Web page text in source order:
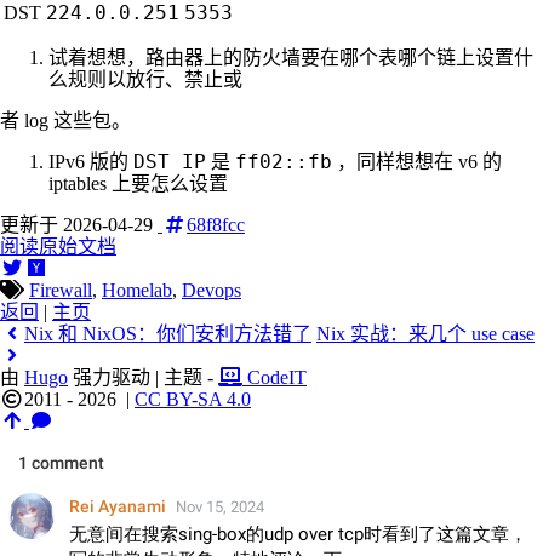
DST 224.0.0.251 5353
试着想想，路由器上的防火墙要在哪个表哪个链上设置什
么规则以放行、禁止或
者 log 这些包。
IPv6 版的 DST IP 是 ff02::fb ，同样想想在 v6 的
iptables 上要怎么设置
更新于 2026-04-29
68f8fcc
阅读原始文档
Firewall, Homelab, Devops
返回 | 主页
Nix 和 NixOS：你们安利方法错了 Nix 实战：来几个 use case
由 Hugo 强力驱动 | 主题 -
CodeIT
2011 - 2026 | CC BY-SA 4.0